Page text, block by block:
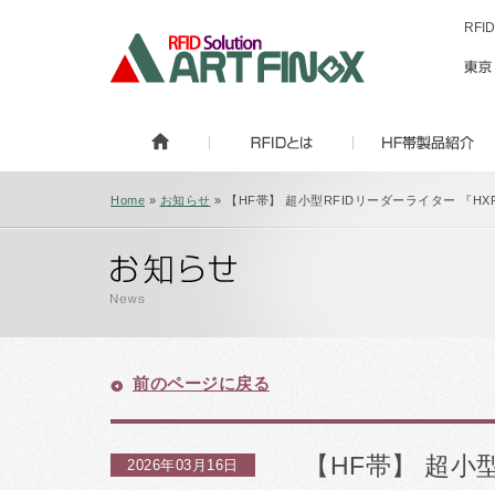
Home » お知らせ » 【HF帯】 超小型RFIDリーダーライター 『
前のページに戻る
【HF帯】 超
2026年03月16日